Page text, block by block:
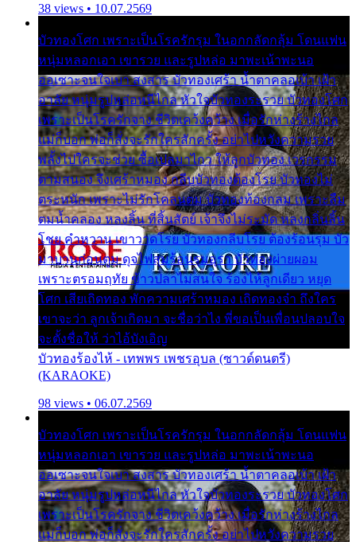
38 views • 10.07.2569
บัวทองโศก เพราะเป็นโรครักรุม ในอกกลัดกลุ้ม โดนแฟน
หนุ่มหลอกเอา เขารวย และรูปหล่อ มาพะเน้าพะนอ
ออเซาะจนใจเบา สงสาร บัวทองเศร้า น้ำตาคลอเบ้า เฝ้า
อาลัย หนุ่มรูปหล่อหนีไกล หัวใจบัวทองระรวย บัวทองโศก
เพราะเป็นโรครักจาง ชีวิตเคว้งคว้าง เมื่อรักห่างร้างไกล
แม่ก็บอก พ่อก็สั่งจะรักใครสักครั้ง อย่าไปหวังความรวย
พลั้งไปใครจะช่วย ซื้อเปลมาไกว ให้ลูกบัวทอง เวรกรรม
ตามสนอง จึงเศร้าหมอง กลีบบัวทองต้องโรย บัวทองไม่
ตระหนัก เพราะไม่รักโคลนตม บัวทองท้องกลม เพราะลืม
ตมน้ำคลอง หลงลิ้น ที่สิ้นสัตย์ เจ้าจึงไม่ระมัด หลงกลิ่นลิ้น
โชย คำหวาน เขาวาดโรย บัวทองกลีบโรย ต้องร้อนรุม บัว
มาบานก่อนตูม ดุจไฟสุมร้อนรุมอุรา บัวทองผ่ายผอม
เพราะตรอมฤทัย ข้าวปลาไม่สนใจ ร้องไห้ลูกเดียว หยุด
โศก เสียเถิดทอง พักความเศร้าหมอง เถิดทองจ๋า ถึงใคร
เขาจะว่า ลูกเจ้าเกิดมา จะชื่อว่าไง พี่ขอเป็นเพื่อนปลอบใจ
จะตั้งชื่อให้ ว่าไอ้บังเอิญ
บัวทองร้องไห้ - เทพพร เพชรอุบล (ซาวด์ดนตรี)
(KARAOKE)
98 views • 06.07.2569
บัวทองโศก เพราะเป็นโรครักรุม ในอกกลัดกลุ้ม โดนแฟน
หนุ่มหลอกเอา เขารวย และรูปหล่อ มาพะเน้าพะนอ
ออเซาะจนใจเบา สงสาร บัวทองเศร้า น้ำตาคลอเบ้า เฝ้า
อาลัย หนุ่มรูปหล่อหนีไกล หัวใจบัวทองระรวย บัวทองโศก
เพราะเป็นโรครักจาง ชีวิตเคว้งคว้าง เมื่อรักห่างร้างไกล
แม่ก็บอก พ่อก็สั่งจะรักใครสักครั้ง อย่าไปหวังความรวย